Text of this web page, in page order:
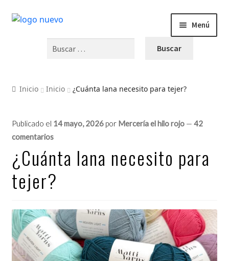
Menú
VIDEOS
OFERTAS
CURSOS Y TALLERES
Inicio Inicio ¿Cuánta lana necesito para tejer?
Publicado el 14 mayo, 2026 por Mercería el hilo rojo — 42
comentarios
¿Cuánta lana necesito para
tejer?